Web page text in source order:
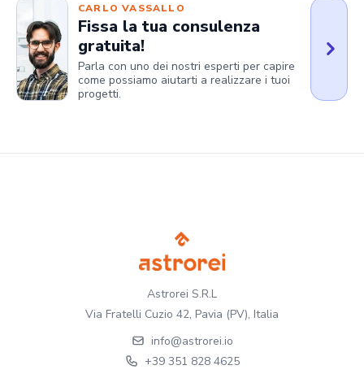
CARLO VASSALLO
Fissa la tua consulenza
gratuita!
Parla con uno dei nostri esperti per capire
come possiamo aiutarti a realizzare i tuoi
progetti.
Astrorei S.R.L
Via Fratelli Cuzio 42, Pavia (PV), Italia
info@astrorei.io
+39 351 828 4625